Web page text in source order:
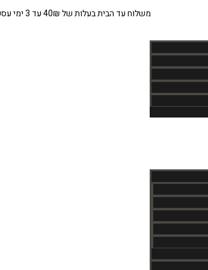
משלוח עד הבית בעלות של 40₪ עד 3 ימי עסקים